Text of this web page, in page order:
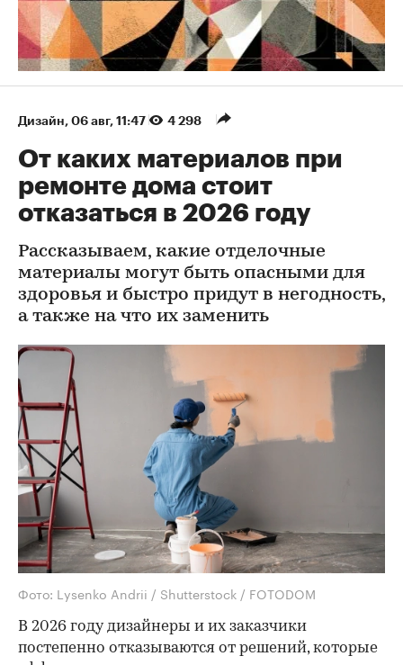
Дизайн 06 авг, 11:47 4 298
От каких материалов при
ремонте дома стоит
отказаться в 2026 году
Рассказываем, какие отделочные
материалы могут быть опасными для
здоровья и быстро придут в негодность,
а также на что их заменить
Фото: Lysenko Andrii / Shutterstock / FOTODOM
В 2026 году дизайнеры и их заказчики
постепенно отказываются от решений, которые